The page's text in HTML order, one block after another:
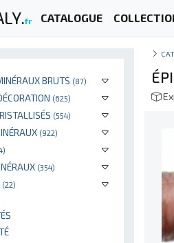
fr CATALOGUE
BRUTS (87)
(625)
(554)
(922)
(354)
(22)